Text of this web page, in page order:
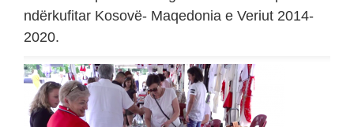
ndërkufitar Kosovë- Maqedonia e Veriut 2014-
2020.